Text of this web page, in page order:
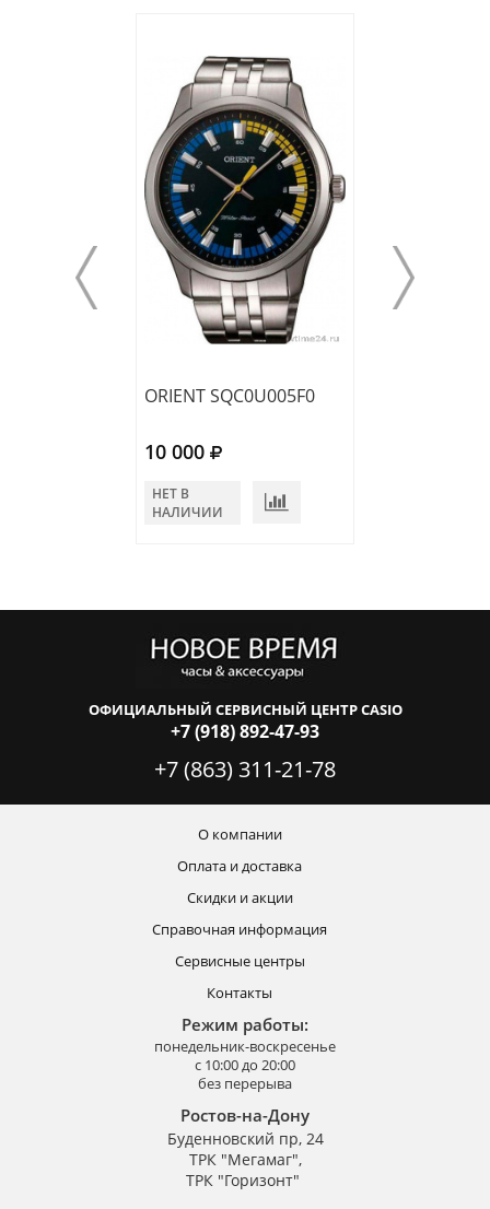
ORIENT SQC0U005F0
10 000
НЕТ В
НАЛИЧИИ
ОФИЦИАЛЬНЫЙ СЕРВИСНЫЙ ЦЕНТР CASIO
+7 (918) 892-47-93
+7 (863) 311-21-78
О компании
Оплата и доставка
Скидки и акции
Справочная информация
Сервисные центры
Контакты
Режим работы:
понедельник-воскресенье
с 10:00 до 20:00
без перерыва
Ростов-на-Дону
Буденновский пр, 24
ТРК "Мегамаг",
ТРК "Горизонт"